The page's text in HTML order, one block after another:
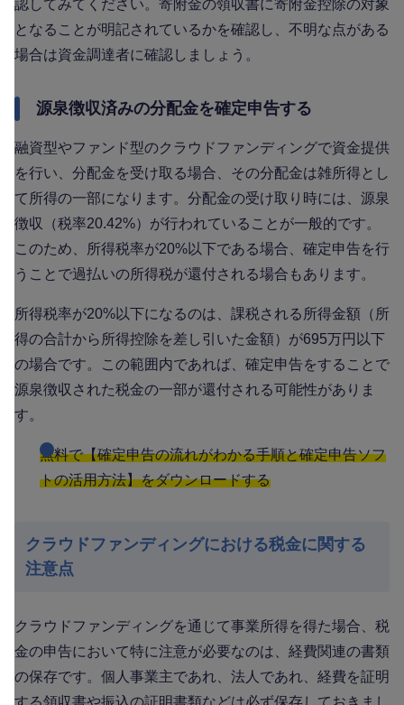
認してみてください。寄附金の領収書に寄附金控除の対象
となることが明記されているかを確認し、不明な点がある
場合は資金調達者に確認しましょう。
源泉徴収済みの分配金を確定申告する
融資型やファンド型のクラウドファンディングで資金提供
を行い、分配金を受け取る場合、その分配金は雑所得とし
て所得の一部になります。分配金の受け取り時には、源泉
徴収（税率20.42%）が行われていることが一般的です。
このため、所得税率が20%以下である場合、確定申告を行
うことで過払いの所得税が還付される場合もあります。
所得税率が20%以下になるのは、課税される所得金額（所
得の合計から所得控除を差し引いた金額）が695万円以下
の場合です。この範囲内であれば、確定申告をすることで
源泉徴収された税金の一部が還付される可能性がありま
す。
無料で【確定申告の流れがわかる手順と確定申告ソフ
トの活用方法】をダウンロードする
クラウドファンディングにおける税金に関する
注意点
クラウドファンディングを通じて事業所得を得た場合、税
金の申告において特に注意が必要なのは、経費関連の書類
の保存です。個人事業主であれ、法人であれ、経費を証明